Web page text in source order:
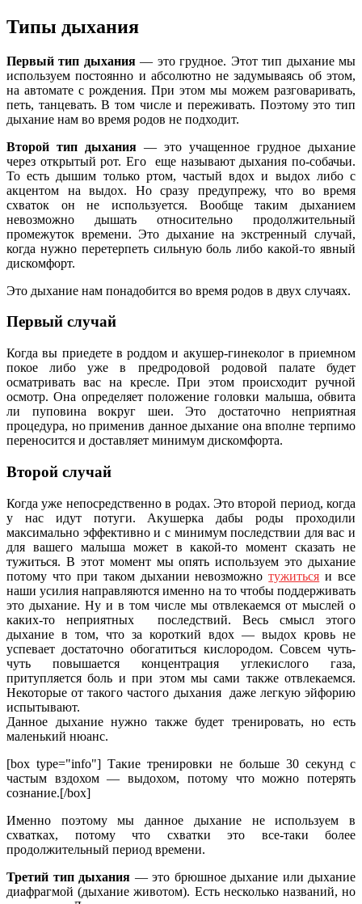
Типы дыхания
Первый тип дыхания— это грудное. Этот тип дыхание мы
используем постоянно и абсолютно не задумываясь об этом,
на автомате с рождения. При этом мы можем разговаривать,
петь, танцевать. В том числе и переживать. Поэтому это тип
дыхание нам во время родов не подходит.
Второй тип дыхания — это учащенное грудное дыхание
через открытый рот. Его еще называют дыхания по-собачьи.
То есть дышим только ртом, частый вдох и выдох либо с
акцентом на выдох. Но сразу предупрежу, что во время
схваток он не используется. Вообще таким дыханием
невозможно дышать относительно продолжительный
промежуток времени. Это дыхание на экстренный случай,
когда нужно перетерпеть сильную боль либо какой-то явный
дискомфорт.
Это дыхание нам понадобится во время родов в двух случаях.
Первый случай
Когда вы приедете в роддом и акушер-гинеколог в приемном
покое либо уже в предродовой родовой палате будет
осматривать вас на кресле. При этом происходит ручной
осмотр. Она определяет положение головки малыша, обвита
ли пуповина вокруг шеи. Это достаточно неприятная
процедура, но применив данное дыхание она вполне терпимо
переносится и доставляет минимум дискомфорта.
Второй случай
Когда уже непосредственно в родах. Это второй период, когда
у нас идут потуги. Акушерка дабы роды проходили
максимально эффективно и с минимум последствии для вас и
для вашего малыша может в какой-то момент сказать не
тужиться. В этот момент мы опять используем это дыхание
потому что при таком дыхании невозможнотужиться и все
наши усилия направляются именно на то чтобы поддерживать
это дыхание. Ну и в том числе мы отвлекаемся от мыслей о
каких-то неприятных последствий. Весь смысл этого
дыхание в том, что за короткий вдох — выдох кровь не
успевает достаточно обогатиться кислородом. Совсем чуть-
чуть повышается концентрация углекислого газа,
притупляется боль и при этом мы сами также отвлекаемся.
Некоторые от такого частого дыхания даже легкую эйфорию
испытывают.
Данное дыхание нужно также будет тренировать, но есть
маленький нюанс.
[box type="info"] Такие тренировки не больше 30 секунд с
частым вздохом — выдохом, потому что можно потерять
сознание.[/box]
Именно поэтому мы данное дыхание не используем в
схватках, потому что схватки это все-таки более
продолжительный период времени.
Третий тип дыхания — это брюшное дыхание или дыхание
диафрагмой (дыхание животом). Есть несколько названий, но